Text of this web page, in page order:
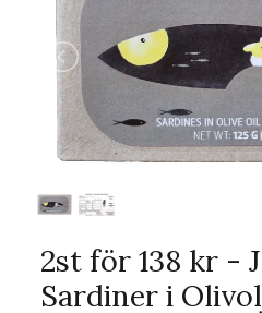
2st för 138 kr -
Sardiner i